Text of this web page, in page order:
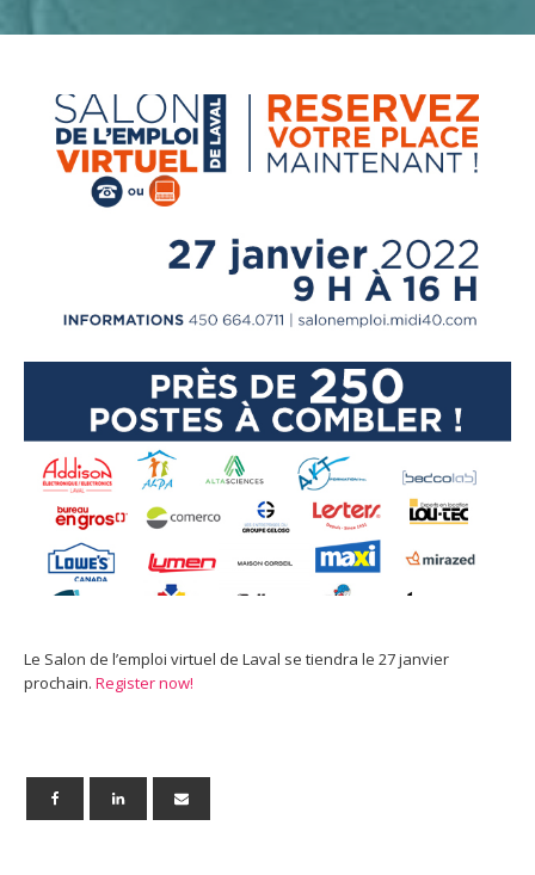
Le Salon de l’emploi virtuel de Laval se tiendra le 27 janvier
prochain. Register now!